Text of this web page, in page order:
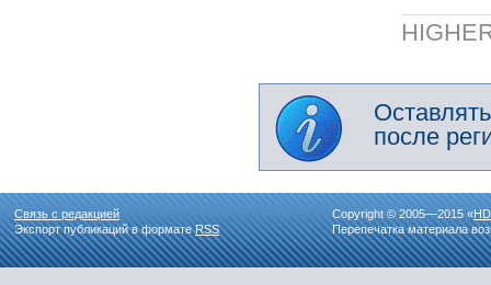
после
Связь с редакцией
Экспорт публикаций в форматеRSS
Copyright © 2005—2015 «
Перепечатка материала